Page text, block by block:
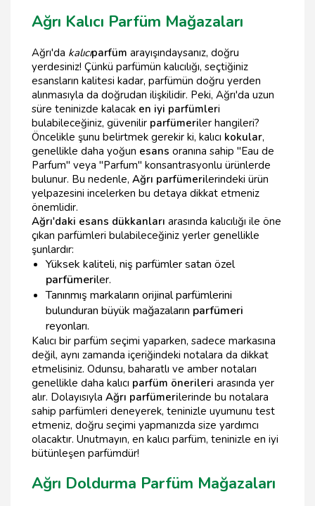
Ağrı Kalıcı Parfüm Mağazaları
Ağrı'da kalıcıparfüm arayışındaysanız, doğru
yerdesiniz! Çünkü parfümün kalıcılığı, seçtiğiniz
esansların kalitesi kadar, parfümün doğru yerden
alınmasıyla da doğrudan ilişkilidir. Peki, Ağrı'da uzun
süre teninizde kalacak en iyi parfümleri
bulabileceğiniz, güvenilir parfümeriler hangileri?
Öncelikle şunu belirtmek gerekir ki, kalıcı kokular,
genellikle daha yoğun esans oranına sahip "Eau de
Parfum" veya "Parfum" konsantrasyonlu ürünlerde
bulunur. Bu nedenle, Ağrı parfümerilerindeki ürün
yelpazesini incelerken bu detaya dikkat etmeniz
önemlidir.
Ağrı'daki esans dükkanları arasında kalıcılığı ile öne
çıkan parfümleri bulabileceğiniz yerler genellikle
şunlardır:
Yüksek kaliteli, niş parfümler satan özel
parfümeriler.
Tanınmış markaların orijinal parfümlerini
bulunduran büyük mağazaların parfümeri
reyonları.
Kalıcı bir parfüm seçimi yaparken, sadece markasına
değil, aynı zamanda içeriğindeki notalara da dikkat
etmelisiniz. Odunsu, baharatlı ve amber notaları
genellikle daha kalıcı parfüm önerileri arasında yer
alır. Dolayısıyla Ağrı parfümerilerinde bu notalara
sahip parfümleri deneyerek, teninizle uyumunu test
etmeniz, doğru seçimi yapmanızda size yardımcı
olacaktır. Unutmayın, en kalıcı parfüm, teninizle en iyi
bütünleşen parfümdür!
Ağrı Doldurma Parfüm Mağazaları